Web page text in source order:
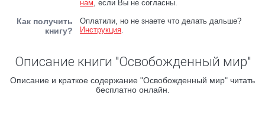
нам, если Вы не согласны.
Как получить
книгу?
Оплатили, но не знаете что делать дальше?
Инструкция.
Описание книги "Освобожденный мир"
Описание и краткое содержание "Освобожденный мир" читать
бесплатно онлайн.